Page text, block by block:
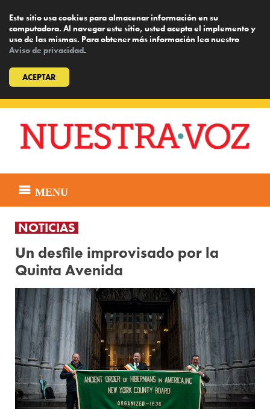
Este sitio usa cookies para almacenar información en su
computadora. Al navegar este sitio, usted acepta el implemento y
uso de las mismas. Para obtener más información lea nuestro
Aviso de privacidad.
ACEPTAR
content
MENU
NOTICIAS
Un desfile improvisado por la
Quinta Avenida